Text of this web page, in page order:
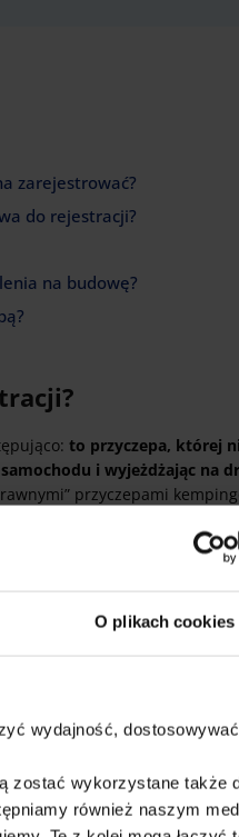
O plikach cookies
wydajność,
zostać wykorzystane także
również naszym
zarejestrować?
do rejestracji?
na budowę?
to przyczepa, której
i wyjeżdżając na
przyczepami
i przyczepami, które mogą
do rejestracji nie
a ich ceny są
i ciągnąć samochodem.